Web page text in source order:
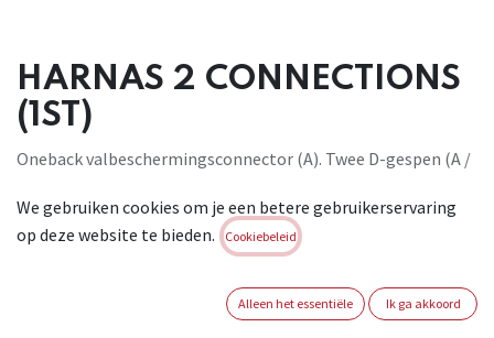
HARNAS 2 CONNECTIONS
(1ST)
Oneback valbeschermingsconnector (A). Twee D-gespen (A /
valbeveiligingsapparaat (A) creëren. Verstelbare bandjes.
Verstelbare beenlussen. Riempje met beenlus. Eenvoudig te
op de bouwplaats. Verpakt in een stoffen opbergzak.
We gebruiken cookies om je een betere gebruikerservaring
op deze website te bieden.
Cookiebeleid
Alleen het essentiële Ik ga akkoord